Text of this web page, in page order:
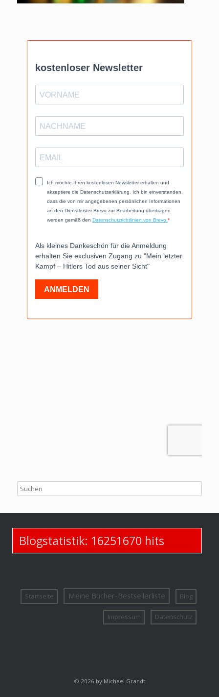
Blogstatistik: 16251670 hits
Startseite Meine Bücher-Bestsellerliste Blog
Impressum Datenschutz
© 2026 by Michael Grandt